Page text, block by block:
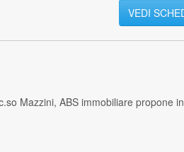
VEDI
Mazzini, ABS immobiliare propone in